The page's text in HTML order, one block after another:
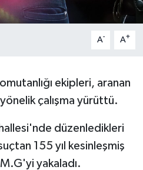
A- A+
ekipleri, aranan
çalışma yürüttü.
düzenledikleri
155 yıl kesinleşmiş
yakaladı.